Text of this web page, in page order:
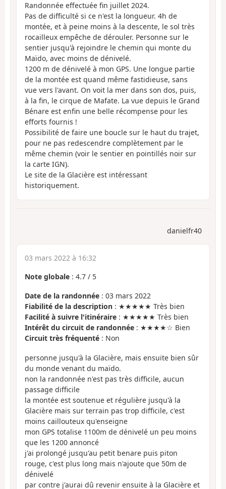
Randonnée effectuée fin juillet 2024.
Pas de difficulté si ce n'est la longueur. 4h de
montée, et à peine moins à la descente, le sol très
rocailleux empêche de dérouler. Personne sur le
sentier jusqu'à rejoindre le chemin qui monte du
Maïdo, avec moins de dénivelé.
1200 m de dénivelé à mon GPS. Une longue partie
de la montée est quand même fastidieuse, sans
vue vers l'avant. On voit la mer dans son dos, puis,
à la fin, le cirque de Mafate. La vue depuis le Grand
Bénare est enfin une belle récompense pour les
efforts fournis !
Possibilité de faire une boucle sur le haut du trajet,
pour ne pas redescendre complètement par le
même chemin (voir le sentier en pointillés noir sur
la carte IGN).
Le site de la Glacière est intéressant
historiquement.
danielfr40
03 mars 2022 à 16:32
Note globale : 4.7 / 5
Date de la randonnée : 03 mars 2022
Fiabilité de la description : ★★★★★ Très bien
Facilité à suivre l'itinéraire : ★★★★★ Très bien
Intérêt du circuit de randonnée : ★★★★☆ Bien
Circuit très fréquenté : Non
personne jusqu'à la Glacière, mais ensuite bien sûr
du monde venant du maïdo.
non la randonnée n'est pas très difficile, aucun
passage difficile
la montée est soutenue et régulière jusqu'à la
Glacière mais sur terrain pas trop difficile, c'est
moins caillouteux qu'enseigne
mon GPS totalise 1100m de dénivelé un peu moins
que les 1200 annoncé
j'ai prolongé jusqu'au petit benare puis piton
rouge, c'est plus long mais n'ajoute que 50m de
dénivelé
par contre j'aurai dû revenir ensuite à la Glacière et